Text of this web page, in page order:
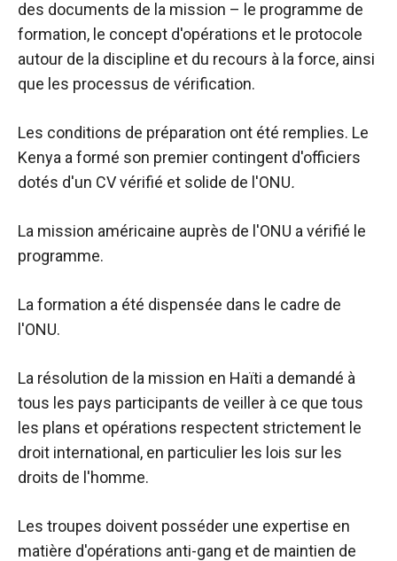
des documents de la mission – le programme de
formation, le concept d'opérations et le protocole
autour de la discipline et du recours à la force, ainsi
que les processus de vérification.
Les conditions de préparation ont été remplies. Le
Kenya a formé son premier contingent d'officiers
dotés d'un CV vérifié et solide de l'ONU.
La mission américaine auprès de l'ONU a vérifié le
programme.
La formation a été dispensée dans le cadre de
l'ONU.
La résolution de la mission en Haïti a demandé à
tous les pays participants de veiller à ce que tous
les plans et opérations respectent strictement le
droit international, en particulier les lois sur les
droits de l'homme.
Les troupes doivent posséder une expertise en
matière d'opérations anti-gang et de maintien de